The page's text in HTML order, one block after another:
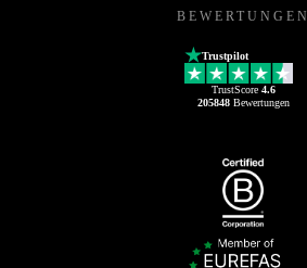
BEWERTUNGEN
Trustpilot
TrustScore 4.6
205848Bewertungen